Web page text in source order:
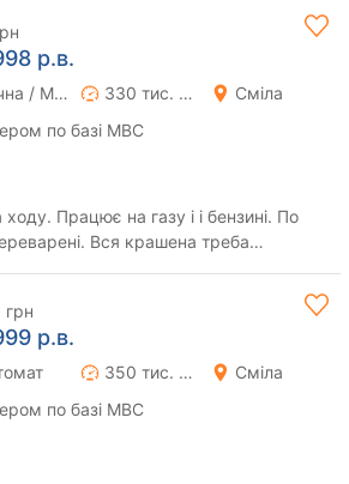
р.в.
Ручна / Механіка 330 тис. км
Сміла
по базі МВС
Працює на газу і і бензині. По
Вся крашена треба
грн
р.в.
350 тис. км
Сміла
по базі МВС